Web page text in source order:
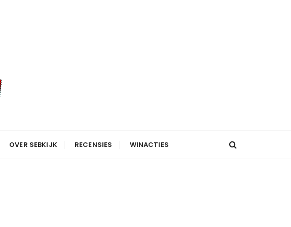
OVER SEBKIJK RECENSIES WINACTIES